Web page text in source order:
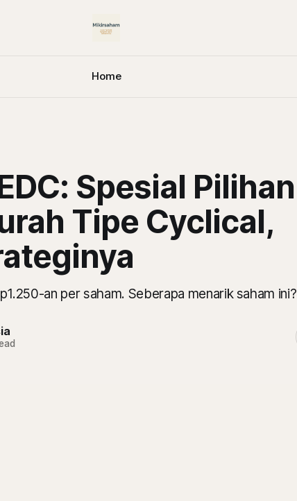
Home
Spesial Pilihan
Tipe Cyclical,
an per saham. Seberapa menarik saham ini?